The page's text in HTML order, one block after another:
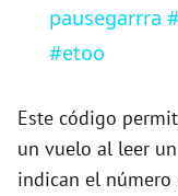
pausegarrra
#etoo
Este código
un vuelo al leer
indican el número